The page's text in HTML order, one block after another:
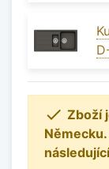
 Zboží